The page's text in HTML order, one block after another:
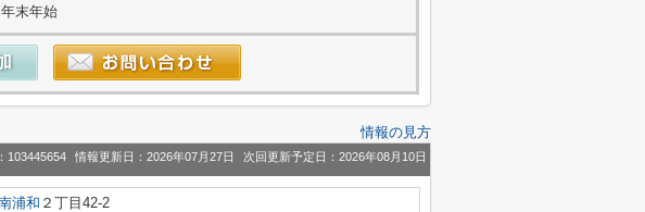
末年始
情報の見方
103445654 情報更新日：2026年07月27日 次回更新予定日：2026年08月10日
浦和 ２丁目42-2